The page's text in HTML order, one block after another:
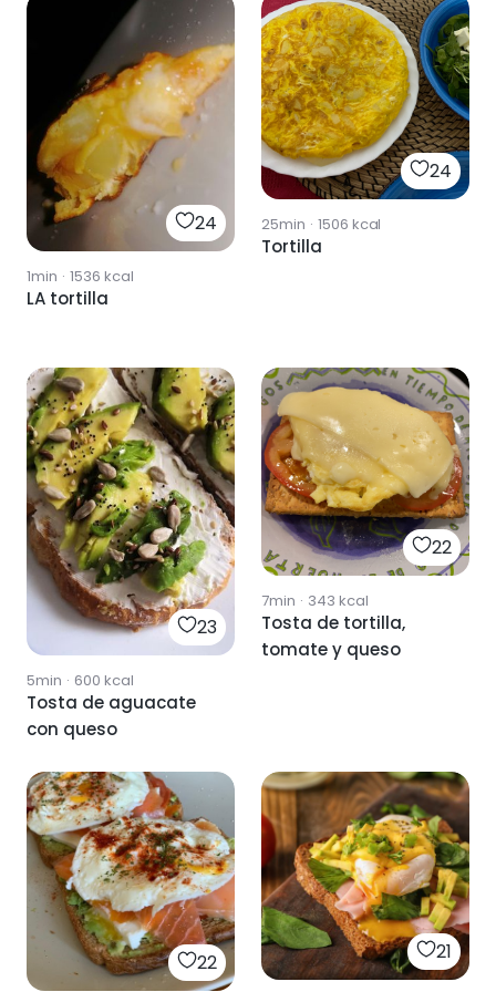
24
1min · 1536 kcal
LA tortilla
24
25min · 1506 kcal
Tortilla
23
5min · 600 kcal
Tosta de aguacate
con queso
22
7min · 343 kcal
Tosta de tortilla,
tomate y queso
22 21